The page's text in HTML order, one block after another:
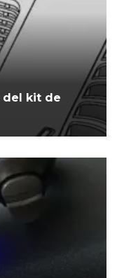
del kit de